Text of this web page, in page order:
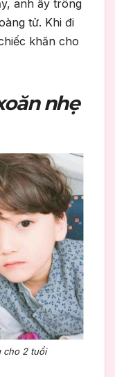
anh ấy trông
tử. Khi đi
khăn cho
nhẹ
cho 2 tuổi